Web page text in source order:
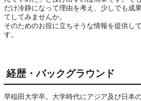
だけ冷静になって理由を考え、少しでも成
てしてみませんか。
そのためのお役に立ちそうな情報を提供し
す。
経歴・バックグラウンド
早稲田大学卒。大学時代にアジア及び日本